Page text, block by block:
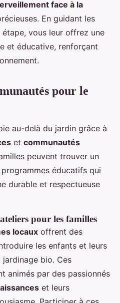
face à la
En guidant les
vous leur offrez une
et éducative, renforçant
pour le
au-delà du jardin grâce à
et communautés
peuvent trouver un
éducatifs qui
durable et respectueuse
pour les familles
locaux offrent des
les enfants et leurs
bio. Ces
animés par des passionnés
et leurs